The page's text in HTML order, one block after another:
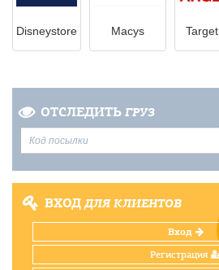
Disneystore Macys Target
ОТСЛЕДИТЬ ГРУЗ
ВХОДДЛЯ КЛИЕНТОВ
Вход
Регистрация